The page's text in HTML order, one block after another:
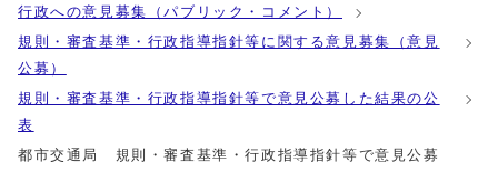
行政への意見募集（パブリック・コメント）
規則・審査基準・行政指導指針等に関する意見募集（意見
公募）
規則・審査基準・行政指導指針等で意見公募した結果の公
表
都市交通局 規則・審査基準・行政指導指針等で意見公募